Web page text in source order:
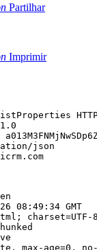
Partilhar
Imprimir
json
08:49:34 GMT
charset=UTF-8
max-age=0,